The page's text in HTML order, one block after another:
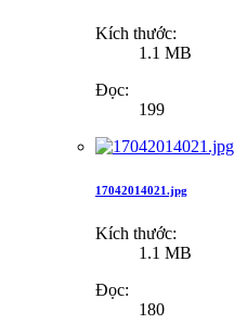
Kích thước:
1.1 MB
Đọc:
199
17042014021.jpg
Kích thước:
1.1 MB
Đọc:
180